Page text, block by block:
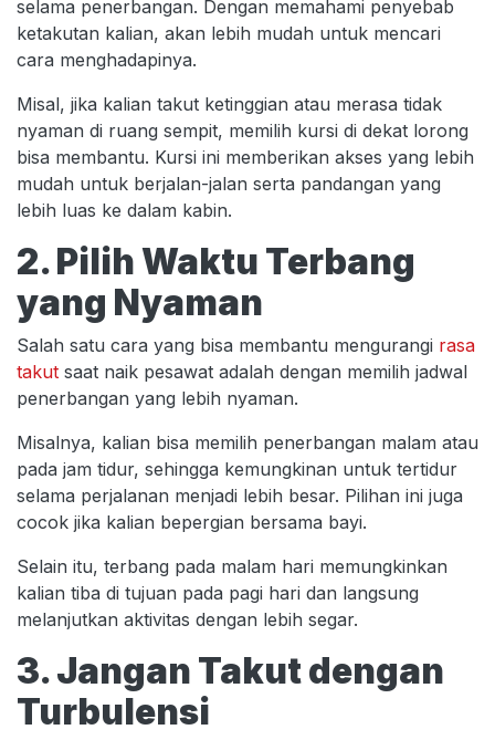
selama penerbangan. Dengan memahami penyebab
ketakutan kalian, akan lebih mudah untuk mencari
cara menghadapinya.
Misal, jika kalian takut ketinggian atau merasa tidak
nyaman di ruang sempit, memilih kursi di dekat lorong
bisa membantu. Kursi ini memberikan akses yang lebih
mudah untuk berjalan-jalan serta pandangan yang
lebih luas ke dalam kabin.
2. Pilih Waktu Terbang
yang Nyaman
Salah satu cara yang bisa membantu mengurangi rasa
takut saat naik pesawat adalah dengan memilih jadwal
penerbangan yang lebih nyaman.
Misalnya, kalian bisa memilih penerbangan malam atau
pada jam tidur, sehingga kemungkinan untuk tertidur
selama perjalanan menjadi lebih besar. Pilihan ini juga
cocok jika kalian bepergian bersama bayi.
Selain itu, terbang pada malam hari memungkinkan
kalian tiba di tujuan pada pagi hari dan langsung
melanjutkan aktivitas dengan lebih segar.
3. Jangan Takut dengan
Turbulensi